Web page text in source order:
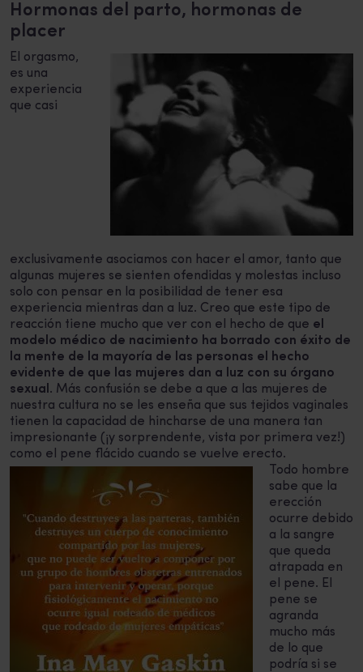
Hormonas del parto, hormonas de
placer
El orgasmo,
es una
experiencia
que casi
exclusivamente asociamos con hacer el amor, tanto que
algunas mujeres se sienten ofendidas y molestas incluso
solo con pensar en la posibilidad de tener esa
experiencia mientras dan a luz. Creo que este tipo de
reacción tiene mucho que ver con el hecho de que el
modelo médico de nacimiento ha borrado con éxito de
la mente de la mayoría de las personas el hecho
evidente de que las mujeres dan a luz con su órgano
sexual . Más confusión se debe a que a las mujeres de
nuestra cultura no se les enseña que sus tejidos vaginales
tienen la capacidad de hincharse de una manera tan
impresionante (¡y sorprendente, vista por primera vez!)
como el pene flácido cuando se vuelve erecto.
Todo hombre
sabe que la
erección
ocurre debido
a la sangre
que queda
atrapada en
el pene. El
pene se
agranda
mucho más
de lo que
podría si se